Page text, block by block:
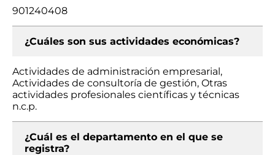
901240408
¿Cuáles son sus actividades económicas?
Actividades de administración empresarial,
Actividades de consultoría de gestión, Otras
actividades profesionales científicas y técnicas
n.c.p.
¿Cuál es el departamento en el que se
registra?